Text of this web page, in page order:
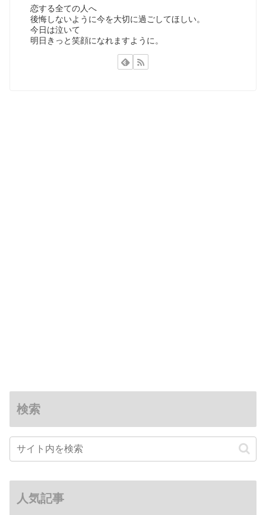
恋する全ての人へ
後悔しないように今を大切に過ごしてほしい。
今日は泣いて
明日きっと笑顔になれますように。
検索
人気記事